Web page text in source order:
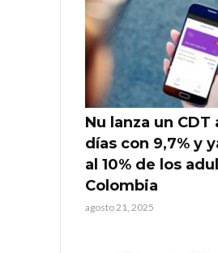
Nu lanza un CDT
días con 9,7% y
al 10% de los
Colombia
agosto 21, 2025